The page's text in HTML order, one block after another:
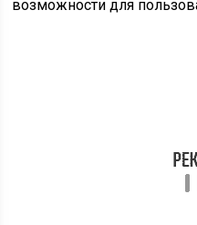
Выполнение входа в